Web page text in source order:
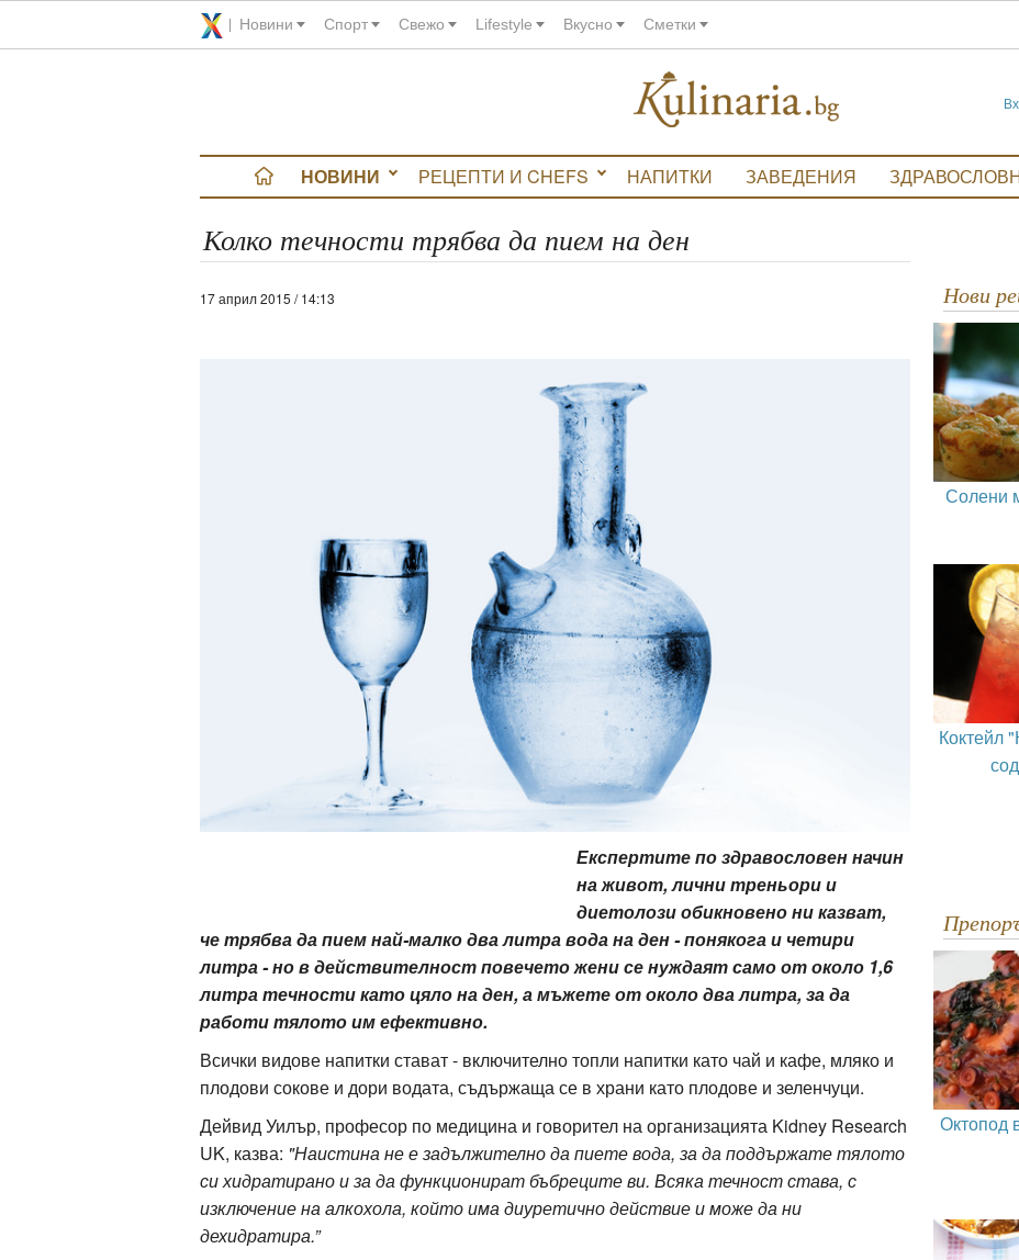
Новини Спорт Свежо Lifestyle Вкусно Сметки
НОВИНИ РЕЦЕПТИ И CHEFS НАПИТКИ ЗАВЕДЕНИЯ
Колко течности трябва да пием на ден
17 април 2015 / 14:13
Експертите по здравословен начин
на живот, лични треньори и
диетолози обикновено ни казват,
че трябва да пием най-малко два литра вода на ден - понякога и четири
литра - но в действителност повечето жени се нуждаят само от около 1,6
литра течности като цяло на ден, а мъжете от около два литра, за да
работи тялото им ефективно.
Всички видове напитки стават - включително топли напитки като чай и кафе, мляко и
плодови сокове и дори водата, съдържаща се в храни като плодове и зеленчуци.
Дейвид Уилър, професор по медицина и говорител на организацията Kidney Research
UK, казва: "Наистина не е задължително да пиете вода, за да поддържате тялото
си хидратирано и за да функционират бъбреците ви. Всяка течност става, с
изключение на алкохола, който има диуретично действие и може да ни
дехидратира.”
Нови
Солени
Коктейл
Октопод